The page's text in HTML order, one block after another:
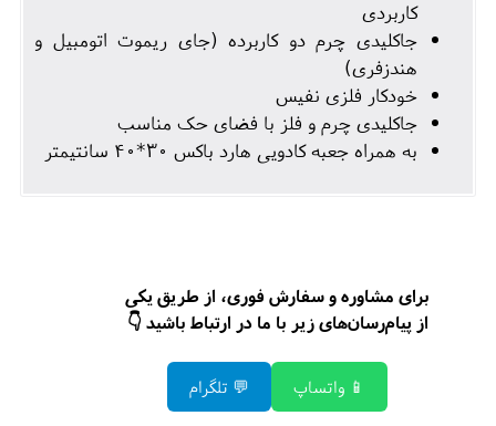
کاربردی
جاکلیدی چرم دو کاربرده (جای ریموت اتومبیل و
هندزفری)
خودکار فلزی نفیس
جاکلیدی چرم و فلز با فضای حک مناسب
به همراه جعبه کادویی هارد باکس 30*40 سانتیمتر
برای مشاوره و سفارش فوری، از طریق یکی
از پیام‌رسان‌های زیر با ما در ارتباط باشید 👇
📱 واتساپ 💬 تلگرام